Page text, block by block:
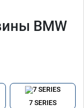
BMW
7 SERIES